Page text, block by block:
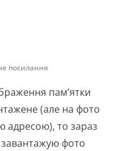
посилання
пам’ятки
(але на фото
адресою), то зараз
фото